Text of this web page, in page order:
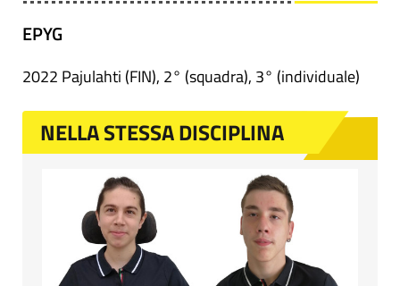
EPYG
2022 Pajulahti (FIN), 2° (squadra), 3° (individuale)
NELLA STESSA DISCIPLINA